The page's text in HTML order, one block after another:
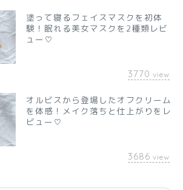
塗って寝るフェイスマスクを初体
験！眠れる美女マスクを2種類レビ
ュー♡
3770 view
オルビスから登場したオフクリーム
を体感！メイク落ちと仕上がりをレ
ビュー♡
3686 view